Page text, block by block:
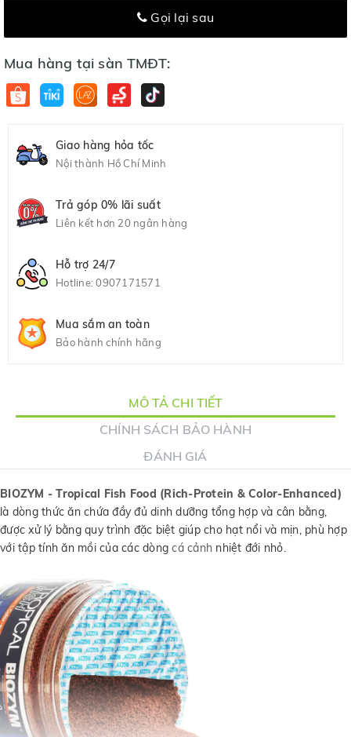
Gọi lại sau
Mua hàng tại sàn TMĐT:
Giao hàng hỏa tốc
Nội thành Hồ Chí Minh
Trả góp 0% lãi suất
Liên kết hơn 20 ngân hàng
Hỗ trợ 24/7
Hotline:0907171571
Mua sắm an toàn
Bảo hành chính hãng
MÔ TẢ CHI TIẾT
CHÍNH SÁCH BẢO HÀNH
ĐÁNH GIÁ
BIOZYM - Tropical Fish Food (Rich-Protein & Color-Enhanced)
là dòng thức ăn chứa đầy đủ dinh dưỡng tổng hợp và cân bằng,
được xử lý bằng quy trình đặc biệt giúp cho hạt nổi và mịn, phù hợp
với tập tính ăn mồi của các dòngcá cảnh nhiệt đới nhỏ.